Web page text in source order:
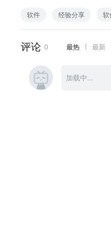
软件 经验分享 软